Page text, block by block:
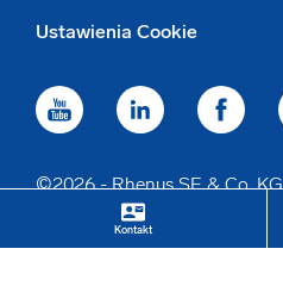
contact_mail
Kontakt
Ustawienia Cookie
©2026 - Rhenus SE & Co.